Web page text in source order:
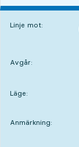
Linje mot:
Avgår:
Läge:
LÄGE,
,
Anmärkning: